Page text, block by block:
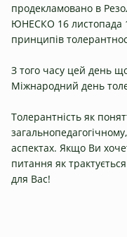
продекламовано в
ЮНЕСКО 16 листопада
принципів
З того часу цей день
Міжнародний день
Толерантність як
аспектах. Якщо Ви
питання як
для Вас!